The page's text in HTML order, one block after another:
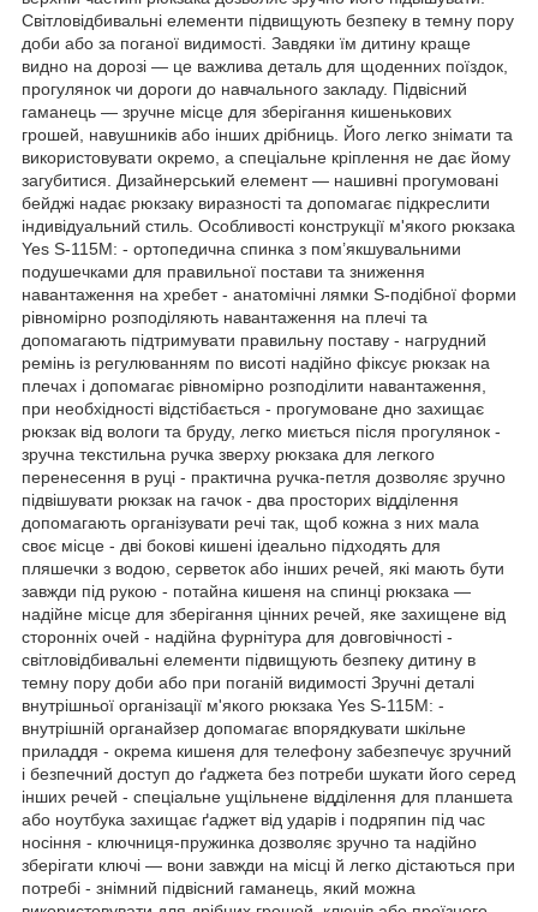
Світловідбивальні елементи підвищують безпеку в темну пору
доби або за поганої видимості. Завдяки їм дитину краще
видно на дорозі — це важлива деталь для щоденних поїздок,
прогулянок чи дороги до навчального закладу. Підвісний
гаманець — зручне місце для зберігання кишенькових
грошей, навушників або інших дрібниць. Його легко знімати та
використовувати окремо, а спеціальне кріплення не дає йому
загубитися. Дизайнерський елемент — нашивні прогумовані
бейджі надає рюкзаку виразності та допомагає підкреслити
індивідуальний стиль. Особливості конструкції м'якого рюкзака
Yes S-115М: - ортопедична спинка з пом’якшувальними
подушечками для правильної постави та зниження
навантаження на хребет - анатомічні лямки S-подібної форми
рівномірно розподіляють навантаження на плечі та
допомагають підтримувати правильну поставу - нагрудний
ремінь із регулюванням по висоті надійно фіксує рюкзак на
плечах і допомагає рівномірно розподілити навантаження,
при необхідності відстібається - прогумоване дно захищає
рюкзак від вологи та бруду, легко миється після прогулянок -
зручна текстильна ручка зверху рюкзака для легкого
перенесення в руці - практична ручка-петля дозволяє зручно
підвішувати рюкзак на гачок - два просторих відділення
допомагають організувати речі так, щоб кожна з них мала
своє місце - дві бокові кишені ідеально підходять для
пляшечки з водою, серветок або інших речей, які мають бути
завжди під рукою - потайна кишеня на спинці рюкзака —
надійне місце для зберігання цінних речей, яке захищене від
сторонніх очей - надійна фурнітура для довговічності -
світловідбивальні елементи підвищують безпеку дитину в
темну пору доби або при поганій видимості Зручні деталі
внутрішньої організації м'якого рюкзака Yes S-115М: -
внутрішній органайзер допомагає впорядкувати шкільне
приладдя - окрема кишеня для телефону забезпечує зручний
і безпечний доступ до ґаджета без потреби шукати його серед
інших речей - спеціальне ущільнене відділення для планшета
або ноутбука захищає ґаджет від ударів і подряпин під час
носіння - ключниця-пружинка дозволяє зручно та надійно
зберігати ключі — вони завжди на місці й легко дістаються при
потребі - знімний підвісний гаманець, який можна